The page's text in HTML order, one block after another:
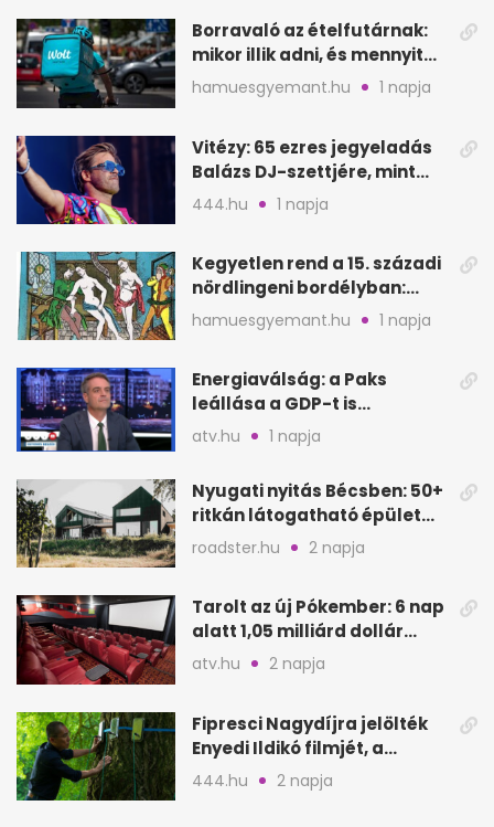
Borravaló az ételfutárnak:
mikor illik adni, és mennyit
rendeléskor?
hamuesgyemant.hu 1 napja
Vitézy: 65 ezres jegyeladás
Balázs DJ-szettjére, mint
metró nélküli Puskás-meccs
444.hu 1 napja
Kegyetlen rend a 15. századi
nördlingeni bordélyban:
verés, éheztetés
hamuesgyemant.hu 1 napja
Energiaválság: a Paks
leállása a GDP-t is
megütheti, int az
Oeconomus
atv.hu 1 napja
Nyugati nyitás Bécsben: 50+
ritkán látogatható épület
nyílik meg
roadster.hu 2 napja
Tarolt az új Pókember: 6 nap
alatt 1,05 milliárd dollár
bevétel
atv.hu 2 napja
Fipresci Nagydíjra jelölték
Enyedi Ildikó filmjét, a
Csendes barátot
444.hu 2 napja